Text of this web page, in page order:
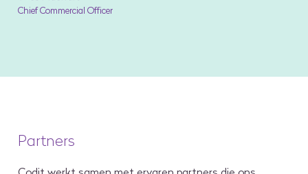
Chief Commercial Officer
Partners